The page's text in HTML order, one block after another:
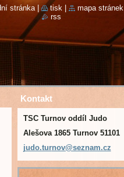
Kontakt
TSC Turnov oddíl Judo
Alešova 1865 Turnov 51101
judo.turnov@seznam.cz
stránka | tisk mapa stránek
rss